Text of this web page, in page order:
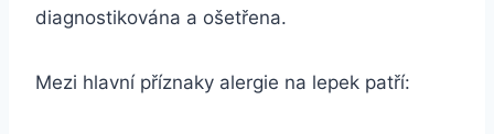
diagnostikována a ošetřena.
Mezi hlavní příznaky alergie na lepek patří: